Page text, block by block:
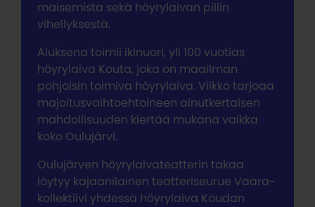
maisemista sekä höyrylaivan pillin
vihellyksestä.
Aluksena toimii ikinuori, yli 100 vuotias
höyrylaiva Kouta, joka on maailman
pohjoisin toimiva höyrylaiva. Viikko tarjoaa
majoitusvaihtoehtoineen ainutkertaisen
mahdollisuuden kiertää mukana vaikka
koko Oulujärvi.
Oulujärven höyrylaivateatterin takaa
löytyy kajaanilainen teatteriseurue Vaara-
kollektiivi yhdessä höyrylaiva Koudan